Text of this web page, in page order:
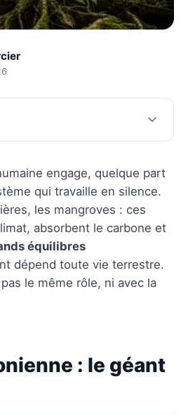
: le géant vert
bouclier du Nord
: trésors
des côtes
engage, quelque part
qui travaille en silence.
les mangroves : ces
absorbent le carbone et
équilibres
dépend toute vie terrestre.
le même rôle, ni avec la
: le géant